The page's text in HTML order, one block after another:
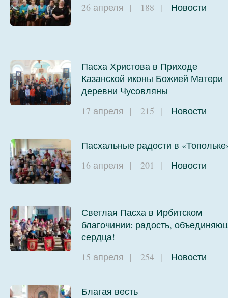
26 апреля | 188 | Новости
Пасха Христова в Приходе
Казанской иконы Божией Матери
деревни Чусовляны
17 апреля | 215 | Новости
Пасхальные радости в
16 апреля | 201 | Новости
Светлая Пасха в Ирбитском
благочинии: радость,
сердца!
15 апреля | 254 | Новости
Благая весть